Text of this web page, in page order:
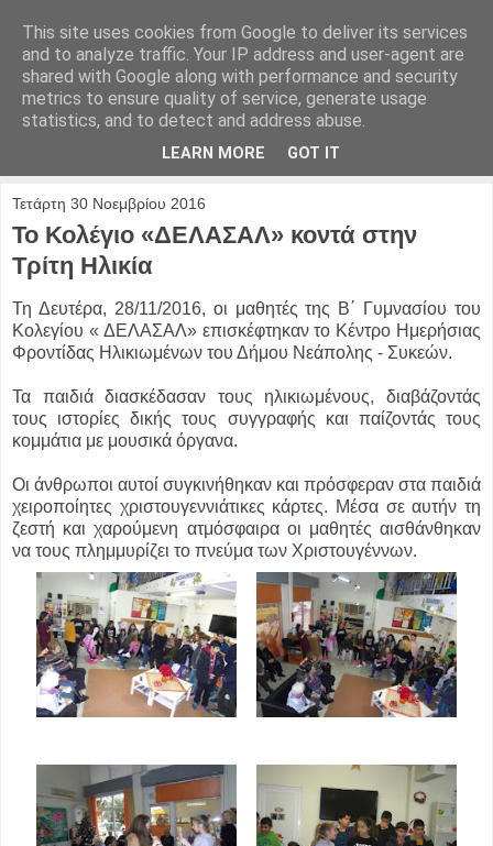
Τετάρτη 30 Νοεμβρίου 2016
Το Κολέγιο «ΔΕΛΑΣΑΛ» κοντά στην
Τρίτη Ηλικία
Τη Δευτέρα, 28/11/2016, οι μαθητές της Β΄ Γυμνασίου του
Κολεγίου « ΔΕΛΑΣΑΛ» επισκέφτηκαν το Κέντρο Ημερήσιας
Φροντίδας Ηλικιωμένων του Δήμου Νεάπολης - Συκεών.
Τα παιδιά διασκέδασαν τους ηλικιωμένους, διαβάζοντάς
τους ιστορίες δικής τους συγγραφής και παίζοντάς τους
κομμάτια με μουσικά όργανα.
Οι άνθρωποι αυτοί συγκινήθηκαν και πρόσφεραν στα παιδιά
χειροποίητες χριστουγεννιάτικες κάρτες. Μέσα σε αυτήν τη
ζεστή και χαρούμενη ατμόσφαιρα οι μαθητές αισθάνθηκαν
να τους πλημμυρίζει το πνεύμα των Χριστουγέννων.
This site uses cookies from Google to deliver its services
and to analyze traffic. Your IP address and user-agent are
shared with Google along with performance and security
metrics to ensure quality of service, generate usage
statistics, and to detect and address abuse.
LEARN MORE GOT IT